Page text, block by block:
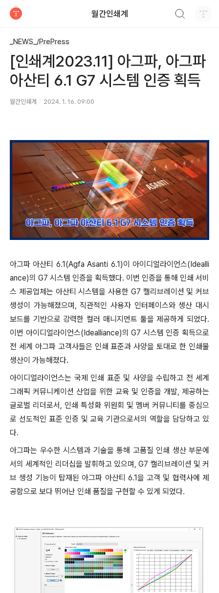
월간인쇄계
_NEWS_/PrePress
[인쇄계2023.11] 아그파, 아그파
아산티 6.1 G7 시스템 인증 획득
월간인쇄계 2024. 1. 16. 09:00
아그파 아산티 6.1(Agfa Asanti 6.1)이 아이디얼라이언스(Idealli
ance)의 G7 시스템 인증을 획득했다. 이번 인증을 통해 인쇄 서비
스 제공업체는 아산티 시스템을 사용한 G7 캘리브레이션 및 커브
생성이 가능해졌으며, 직관적인 사용자 인터페이스와 생산 대시
보드를 기반으로 강력한 컬러 매니지먼트 툴을 제공하게 되었다.
이번 아이디얼라이언스(Idealliance)의 G7 시스템 인증 획득으로
전 세계 아그파 고객사들은 인쇄 표준과 사양을 토대로 한 인쇄물
생산이 가능해졌다.
아이디얼라이언스는 국제 인쇄 표준 및 사양을 수립하고 전 세계
그래픽 커뮤니케이션 산업을 위한 교육 및 인증을 개발, 제공하는
글로벌 리더로서, 인쇄 특성화 위원회 및 멤버 커뮤니티를 중심으
로 선도적인 표준 인증 및 교육 기관으로서의 역할을 담당하고 있
다.
아그파는 우수한 시스템과 기술을 통해 고품질 인쇄 생산 부문에
서의 세계적인 리더십을 발휘하고 있으며, G7 캘리브레이션 및 커
브 생성 기능이 탑재된 아그파 아산티 6.1을 고객 및 협력사에 제
공함으로 보다 뛰어난 인쇄 품질을 구현할 수 있게 되었다.